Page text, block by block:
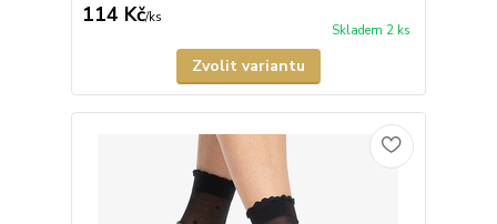
114 Kč/ks
Skladem 2 ks
Zvolit variantu